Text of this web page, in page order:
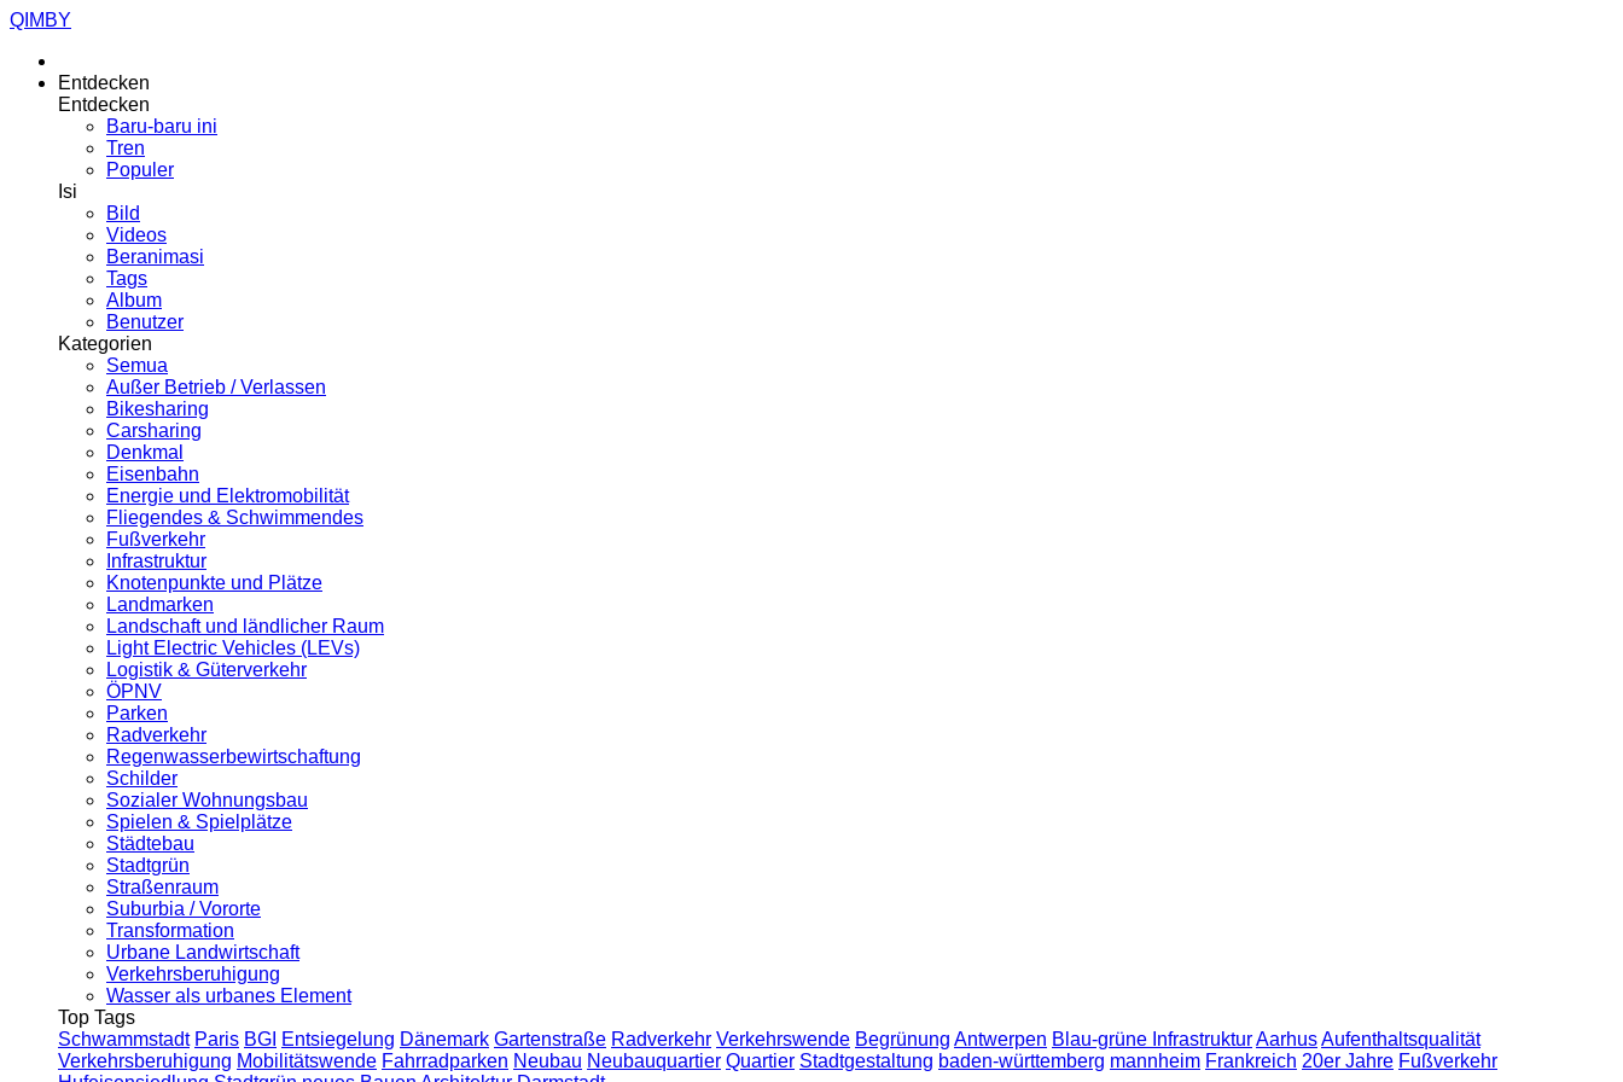
QIMBY
Entdecken
Entdecken
Baru-baru ini
Tren
Populer
Isi
Bild
Videos
Beranimasi
Tags
Album
Benutzer
Kategorien
Semua
Außer Betrieb / Verlassen
Bikesharing
Carsharing
Denkmal
Eisenbahn
Energie und Elektromobilität
Fliegendes & Schwimmendes
Fußverkehr
Infrastruktur
Knotenpunkte und Plätze
Landmarken
Landschaft und ländlicher Raum
Light Electric Vehicles (LEVs)
Logistik & Güterverkehr
ÖPNV
Parken
Radverkehr
Regenwasserbewirtschaftung
Schilder
Sozialer Wohnungsbau
Spielen & Spielplätze
Städtebau
Stadtgrün
Straßenraum
Suburbia / Vororte
Transformation
Urbane Landwirtschaft
Verkehrsberuhigung
Wasser als urbanes Element
Top Tags
Schwammstadt Paris BGI Entsiegelung Dänemark Gartenstraße Radverkehr Verkehrswende Begrünung Antwerpen Blau-grüne InfrastrukturAarhusAufenthaltsqualität
Verkehrsberuhigung Mobilitätswende Fahrradparken Neubau Neubauquartier Quartier Stadtgestaltung baden-württemberg mannheim Frankreich 20er Jahre Fußverkehr